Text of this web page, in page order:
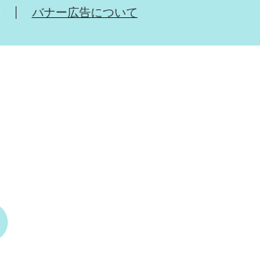
バナー広告について